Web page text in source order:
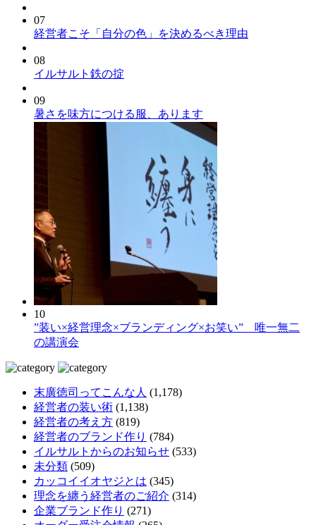
07
経営者こそ「自分の色」を決めるべき理由
08
イルサルト鉄の掟
09
暑さを味方につける服、あります
10
”装い×経営理念×ブランディング×お笑い” 唯一無二
の講演会
末廣徳司ってこんな人 (1,178)
経営者の装い術 (1,138)
経営者の考え方 (819)
経営者のブランド作り (784)
イルサルトからのお知らせ (533)
未分類 (509)
カッコイイオヤジとは (345)
理念を纏う経営者のご紹介 (314)
企業ブランド作り (271)